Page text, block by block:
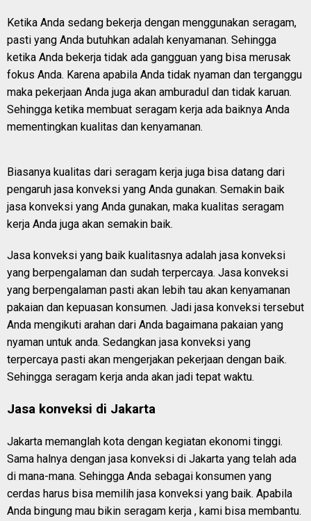
Ketika Anda sedang bekerja dengan menggunakan seragam,
pasti yang Anda butuhkan adalah kenyamanan. Sehingga
ketika Anda bekerja tidak ada gangguan yang bisa merusak
fokus Anda. Karena apabila Anda tidak nyaman dan terganggu
maka pekerjaan Anda juga akan amburadul dan tidak karuan.
Sehingga ketika membuat seragam kerja ada baiknya Anda
mementingkan kualitas dan kenyamanan.
Biasanya kualitas dari seragam kerja juga bisa datang dari
pengaruh jasa konveksi yang Anda gunakan. Semakin baik
jasa konveksi yang Anda gunakan, maka kualitas seragam
kerja Anda juga akan semakin baik.
Jasa konveksi yang baik kualitasnya adalah jasa konveksi
yang berpengalaman dan sudah terpercaya. Jasa konveksi
yang berpengalaman pasti akan lebih tau akan kenyamanan
pakaian dan kepuasan konsumen. Jadi jasa konveksi tersebut
Anda mengikuti arahan dari Anda bagaimana pakaian yang
nyaman untuk anda. Sedangkan jasa konveksi yang
terpercaya pasti akan mengerjakan pekerjaan dengan baik.
Sehingga seragam kerja anda akan jadi tepat waktu.
Jasa konveksi di Jakarta
Jakarta memanglah kota dengan kegiatan ekonomi tinggi.
Sama halnya dengan jasa konveksi di Jakarta yang telah ada
di mana-mana. Sehingga Anda sebagai konsumen yang
cerdas harus bisa memilih jasa konveksi yang baik. Apabila
Anda bingung mau bikin seragam kerja , kami bisa membantu.